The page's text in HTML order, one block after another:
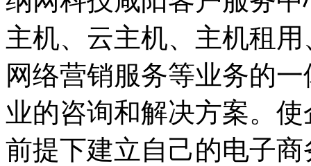
主机、云主机、主机租
网络营销服务等业务的
业的咨询和解决方案。
前提下建立自己的电子